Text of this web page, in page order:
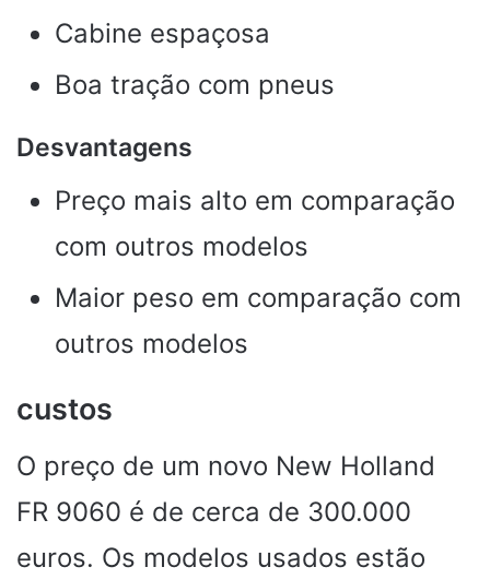
Cabine espaçosa
Boa tração com pneus
Desvantagens
Preço mais alto em comparação
com outros modelos
Maior peso em comparação com
outros modelos
custos
O preço de um novo New Holland
FR 9060 é de cerca de 300.000
euros. Os modelos usados ​​estão